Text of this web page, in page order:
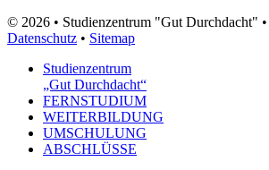
© 2026 • Studienzentrum "Gut Durchdacht" •
Datenschutz • Sitemap
Studienzentrum
„Gut Durchdacht“
FERNSTUDIUM
WEITERBILDUNG
UMSCHULUNG
ABSCHLÜSSE